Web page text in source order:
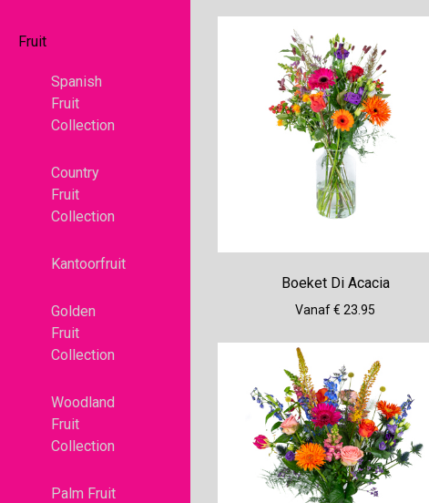
Fruit
Spanish
Fruit
Collection
Country
Fruit
Collection
Kantoorfruit
Golden
Fruit
Collection
Woodland
Fruit
Collection
Palm Fruit
Boeket Di Acacia
Vanaf € 23.95